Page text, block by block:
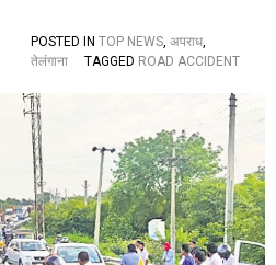
POSTED IN TOP NEWS, अपराध,
तेलंगाना
TAGGED ROAD ACCIDENT